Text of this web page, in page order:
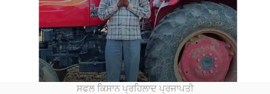
ਸਫਲ ਕਿਸਾਨ ਪ੍ਰਹਿਲਾਦ ਪ੍ਰਜਾਪਤੀ